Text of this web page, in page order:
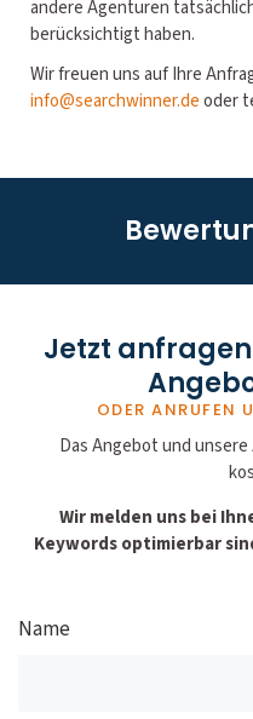
andere Agenturen
berücksichtigt haben.
Wir freuen uns auf Ihre
info@searchwinner.deoder
Jetzt
ODER ANRUFEN
Das Angebot und
Wir melden uns bei
Keywords optimierbar
Name